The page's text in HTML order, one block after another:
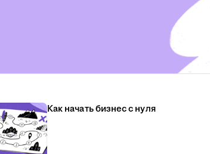
Как начать бизнес с нуля